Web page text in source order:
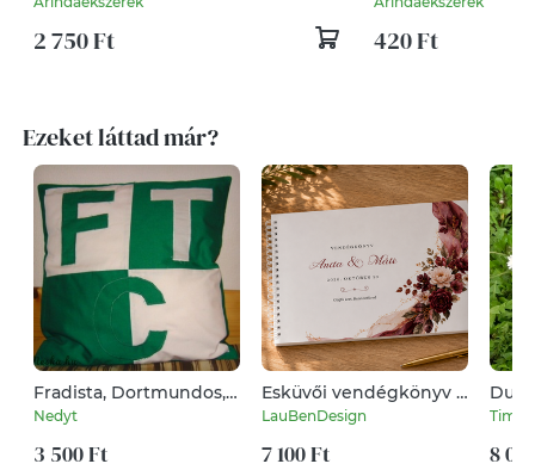
2 750 Ft 420 Ft
Ezeket láttad már?
Fradista, Dortmundos,
sakkos patchwork
díszpárna
Nedyt
3 500 Ft
Esküvői vendégkönyv –
Burgundi, bordó
LauBenDesign
7 100 Ft 8